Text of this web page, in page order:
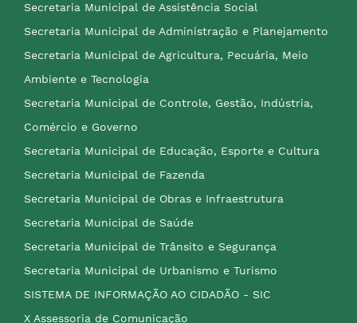
Secretaria Municipal de Assistência Social
Secretaria Municipal de Administração e Planejamento
Secretaria Municipal de Agricultura, Pecuária, Meio
Ambiente e Tecnologia
Secretaria Municipal de Controle, Gestão, Indústria,
Comércio e Governo
Secretaria Municipal de Educação, Esporte e Cultura
Secretaria Municipal de Fazenda
Secretaria Municipal de Obras e Infraestrutura
Secretaria Municipal de Saúde
Secretaria Municipal de Trânsito e Segurança
Secretaria Municipal de Urbanismo e Turismo
SISTEMA DE INFORMAÇÃO AO CIDADÃO - SIC
X Assessoria de Comunicação